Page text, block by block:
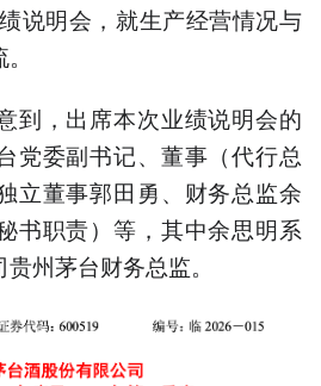
说明会，就生产经营情况与
到，出席本次业绩说明会的
党委副书记、董事（代行总
立董事郭田勇、财务总监余
书职责）等，其中余思明系
州茅台财务总监。